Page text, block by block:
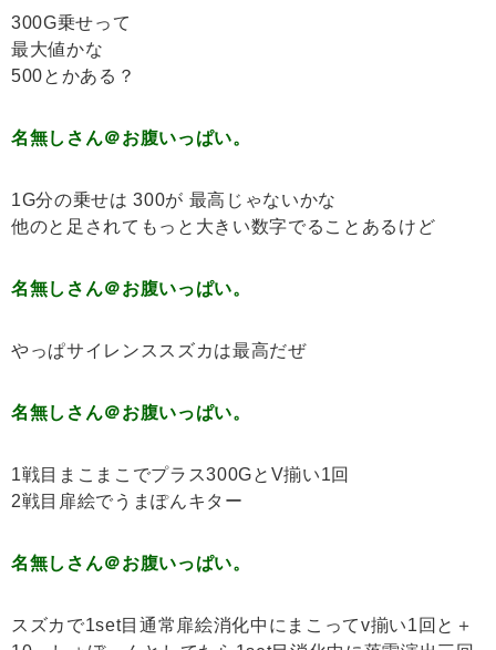
300G乗せって
最大値かな
500とかある？
名無しさん＠お腹いっぱい。
1G分の乗せは 300が 最高じゃないかな
他のと足されてもっと大きい数字でることあるけど
名無しさん＠お腹いっぱい。
やっぱサイレンススズカは最高だぜ
名無しさん＠お腹いっぱい。
1戦目まこまこでプラス300GとV揃い1回
2戦目扉絵でうまぽんキター
名無しさん＠お腹いっぱい。
スズカで1set目通常扉絵消化中にまこってv揃い1回と＋